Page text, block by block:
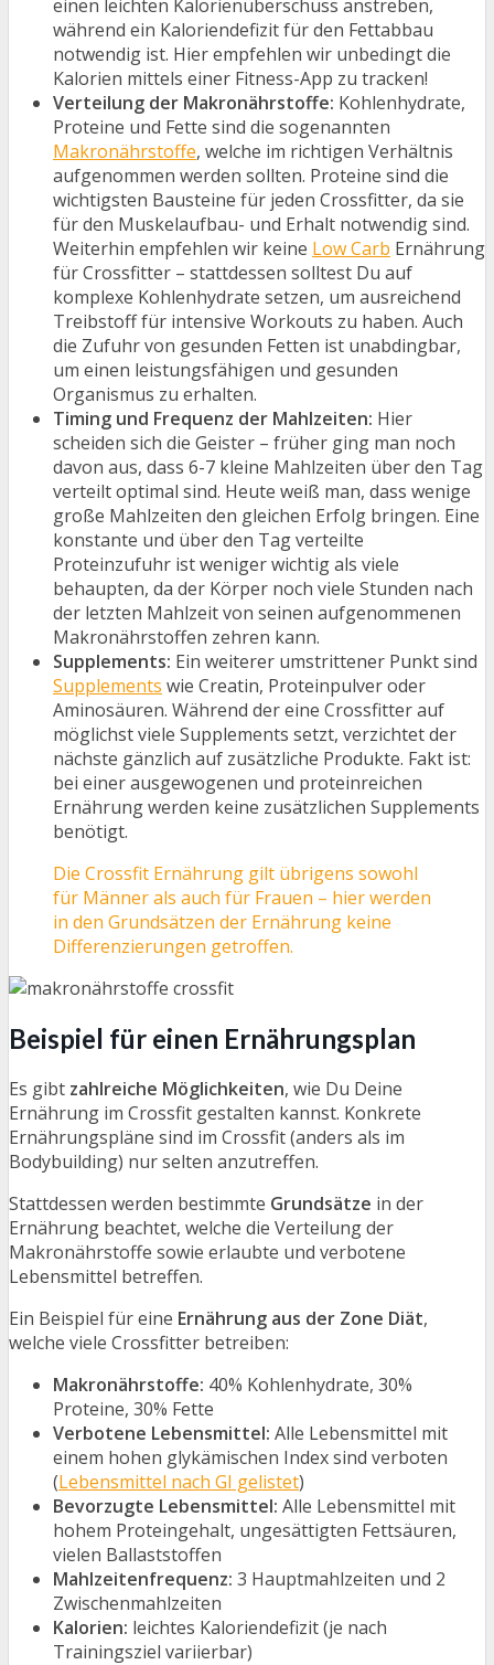
einen leichten Kalorienüberschuss anstreben,
während ein Kaloriendefizit für den Fettabbau
notwendig ist. Hier empfehlen wir unbedingt die
Kalorien mittels einer Fitness-App zu tracken!
Verteilung der Makronährstoffe: Kohlenhydrate,
Proteine und Fette sind die sogenannten
Makronährstoffe, welche im richtigen Verhältnis
aufgenommen werden sollten. Proteine sind die
wichtigsten Bausteine für jeden Crossfitter, da sie
für den Muskelaufbau- und Erhalt notwendig sind.
Weiterhin empfehlen wir keine Low Carb Ernährung
für Crossfitter – stattdessen solltest Du auf
komplexe Kohlenhydrate setzen, um ausreichend
Treibstoff für intensive Workouts zu haben. Auch
die Zufuhr von gesunden Fetten ist unabdingbar,
um einen leistungsfähigen und gesunden
Organismus zu erhalten.
Timing und Frequenz der Mahlzeiten: Hier
scheiden sich die Geister – früher ging man noch
davon aus, dass 6-7 kleine Mahlzeiten über den Tag
verteilt optimal sind. Heute weiß man, dass wenige
große Mahlzeiten den gleichen Erfolg bringen. Eine
konstante und über den Tag verteilte
Proteinzufuhr ist weniger wichtig als viele
behaupten, da der Körper noch viele Stunden nach
der letzten Mahlzeit von seinen aufgenommenen
Makronährstoffen zehren kann.
Supplements: Ein weiterer umstrittener Punkt sind
Supplements wie Creatin, Proteinpulver oder
Aminosäuren. Während der eine Crossfitter auf
möglichst viele Supplements setzt, verzichtet der
nächste gänzlich auf zusätzliche Produkte. Fakt ist:
bei einer ausgewogenen und proteinreichen
Ernährung werden keine zusätzlichen Supplements
benötigt.
Die Crossfit Ernährung gilt übrigens sowohl
für Männer als auch für Frauen – hier werden
in den Grundsätzen der Ernährung keine
Differenzierungen getroffen.
Beispiel für einen Ernährungsplan
Es gibt zahlreiche Möglichkeiten, wie Du Deine
Ernährung im Crossfit gestalten kannst. Konkrete
Ernährungspläne sind im Crossfit (anders als im
Bodybuilding) nur selten anzutreffen.
Stattdessen werden bestimmte Grundsätze in der
Ernährung beachtet, welche die Verteilung der
Makronährstoffe sowie erlaubte und verbotene
Lebensmittel betreffen.
Ein Beispiel für eine Ernährung aus der Zone Diät,
welche viele Crossfitter betreiben:
Makronährstoffe: 40% Kohlenhydrate, 30%
Proteine, 30% Fette
Verbotene Lebensmittel: Alle Lebensmittel mit
einem hohen glykämischen Index sind verboten
(Lebensmittel nach GI gelistet)
Bevorzugte Lebensmittel: Alle Lebensmittel mit
hohem Proteingehalt, ungesättigten Fettsäuren,
vielen Ballaststoffen
Mahlzeitenfrequenz: 3 Hauptmahlzeiten und 2
Zwischenmahlzeiten
Kalorien: leichtes Kaloriendefizit (je nach
Trainingsziel variierbar)